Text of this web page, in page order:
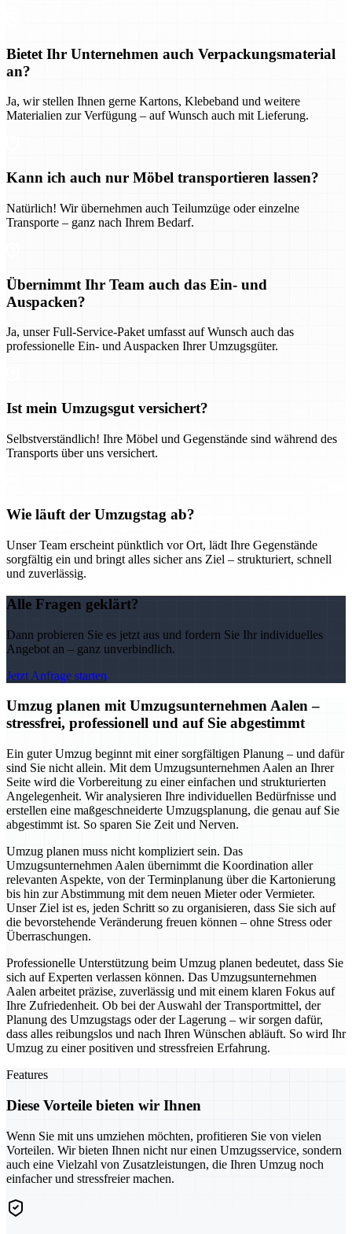
Bietet Ihr Unternehmen auch Verpackungsmaterial
an?
Ja, wir stellen Ihnen gerne Kartons, Klebeband und weitere
Materialien zur Verfügung – auf Wunsch auch mit Lieferung.
Kann ich auch nur Möbel transportieren lassen?
Natürlich! Wir übernehmen auch Teilumzüge oder einzelne
Transporte – ganz nach Ihrem Bedarf.
Übernimmt Ihr Team auch das Ein- und
Auspacken?
Ja, unser Full-Service-Paket umfasst auf Wunsch auch das
professionelle Ein- und Auspacken Ihrer Umzugsgüter.
Ist mein Umzugsgut versichert?
Selbstverständlich! Ihre Möbel und Gegenstände sind während des
Transports über uns versichert.
Wie läuft der Umzugstag ab?
Unser Team erscheint pünktlich vor Ort, lädt Ihre Gegenstände
sorgfältig ein und bringt alles sicher ans Ziel – strukturiert, schnell
und zuverlässig.
Alle Fragen geklärt?
Dann probieren Sie es jetzt aus und fordern Sie Ihr individuelles
Angebot an – ganz unverbindlich.
Jetzt Anfrage starten
Umzug planen mit Umzugsunternehmen Aalen –
stressfrei, professionell und auf Sie abgestimmt
Ein guter Umzug beginnt mit einer sorgfältigen Planung – und dafür
sind Sie nicht allein. Mit dem Umzugsunternehmen Aalen an Ihrer
Seite wird die Vorbereitung zu einer einfachen und strukturierten
Angelegenheit. Wir analysieren Ihre individuellen Bedürfnisse und
erstellen eine maßgeschneiderte Umzugsplanung, die genau auf Sie
abgestimmt ist. So sparen Sie Zeit und Nerven.
Umzug planen muss nicht kompliziert sein. Das
Umzugsunternehmen Aalen übernimmt die Koordination aller
relevanten Aspekte, von der Terminplanung über die Kartonierung
bis hin zur Abstimmung mit dem neuen Mieter oder Vermieter.
Unser Ziel ist es, jeden Schritt so zu organisieren, dass Sie sich auf
die bevorstehende Veränderung freuen können – ohne Stress oder
Überraschungen.
Professionelle Unterstützung beim Umzug planen bedeutet, dass Sie
sich auf Experten verlassen können. Das Umzugsunternehmen
Aalen arbeitet präzise, zuverlässig und mit einem klaren Fokus auf
Ihre Zufriedenheit. Ob bei der Auswahl der Transportmittel, der
Planung des Umzugstags oder der Lagerung – wir sorgen dafür,
dass alles reibungslos und nach Ihren Wünschen abläuft. So wird Ihr
Umzug zu einer positiven und stressfreien Erfahrung.
Features
Diese Vorteile bieten wir Ihnen
Wenn Sie mit uns umziehen möchten, profitieren Sie von vielen
Vorteilen. Wir bieten Ihnen nicht nur einen Umzugsservice, sondern
auch eine Vielzahl von Zusatzleistungen, die Ihren Umzug noch
einfacher und stressfreier machen.